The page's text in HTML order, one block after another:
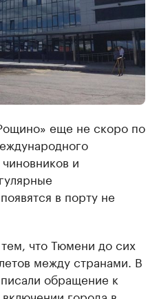
еще не скоро по
и
в порту не
что Тюмени до сих
между странами. В
обращение к
города в